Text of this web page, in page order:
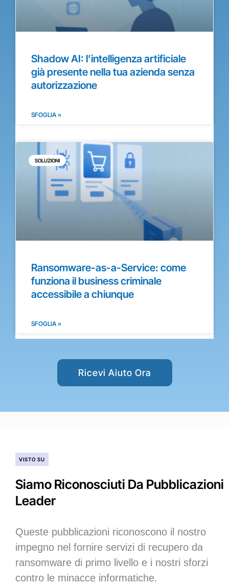
Shadow AI: l’intelligenza artificiale
già presente nella tua azienda senza
autorizzazione
SFOGLIA »
SOLUZIONI
Ransomware-as-a-Service: come
funziona il business criminale
accessibile a chiunque
SFOGLIA »
Ricevi Aiuto Ora
VISTO SU
Siamo Riconosciuti Da Pubblicazioni
Leader
Queste pubblicazioni riconoscono il nostro
impegno nel fornire servizi di recupero da
ransomware di primo livello e i nostri sforzi
contro le minacce informatiche.